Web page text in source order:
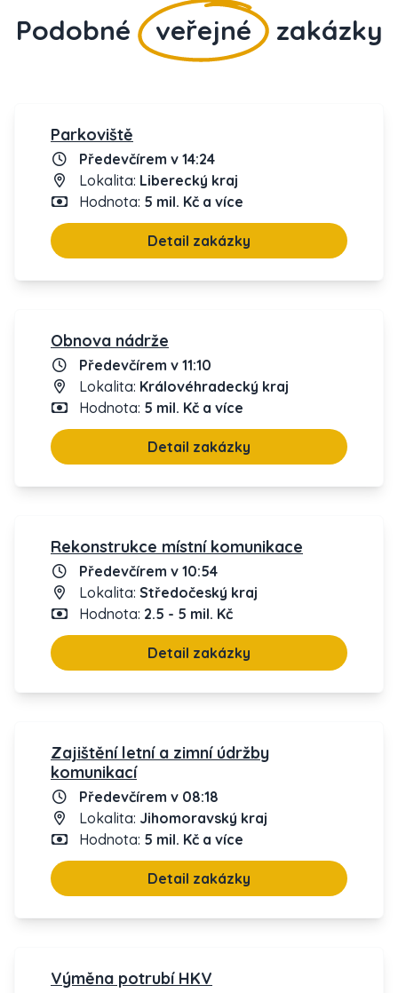
Podobné veřejné zakázky
Parkoviště
Předevčírem v 14:24
Lokalita: Liberecký kraj
Hodnota: 5 mil. Kč a více
Detail zakázky
Obnova nádrže
Předevčírem v 11:10
Lokalita: Královéhradecký kraj
Hodnota: 5 mil. Kč a více
Detail zakázky
Rekonstrukce místní komunikace
Předevčírem v 10:54
Lokalita: Středočeský kraj
Hodnota: 2.5 - 5 mil. Kč
Detail zakázky
Zajištění letní a zimní údržby
komunikací
Předevčírem v 08:18
Lokalita: Jihomoravský kraj
Hodnota: 5 mil. Kč a více
Detail zakázky
Výměna potrubí HKV